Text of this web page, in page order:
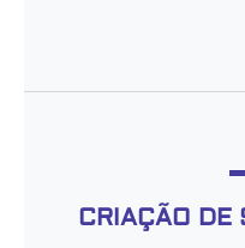
CRIAÇÃO DE